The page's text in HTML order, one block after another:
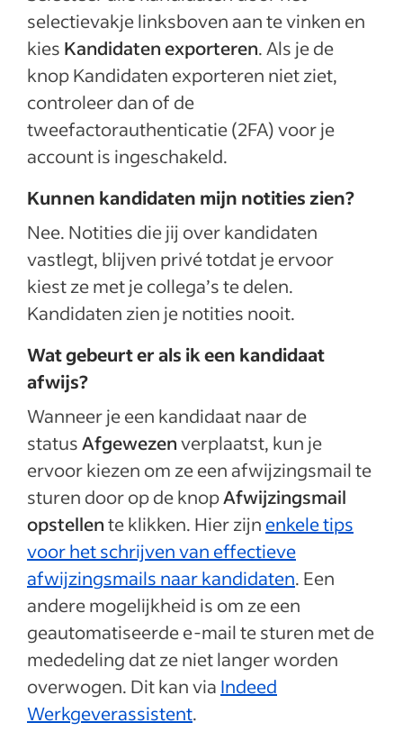
selectievakje linksboven aan te vinken en
kies Kandidaten exporteren. Als je de
knop Kandidaten exporteren niet ziet,
controleer dan of de
tweefactorauthenticatie (2FA) voor je
account is ingeschakeld.
Kunnen kandidaten mijn notities zien?
Nee. Notities die jij over kandidaten
vastlegt, blijven privé totdat je ervoor
kiest ze met je collega’s te delen.
Kandidaten zien je notities nooit.
Wat gebeurt er als ik een kandidaat
afwijs?
Wanneer je een kandidaat naar de
statusAfgewezenverplaatst, kun je
ervoor kiezen om ze een afwijzingsmail te
sturen door op de knopAfwijzingsmail
opstellente klikken. Hier zijn enkele tips
voor het schrijven van effectieve
afwijzingsmails naar kandidaten. Een
andere mogelijkheid is om ze een
geautomatiseerde e-mail te sturen met de
mededeling dat ze niet langer worden
overwogen. Dit kan via Indeed
Werkgeverassistent.